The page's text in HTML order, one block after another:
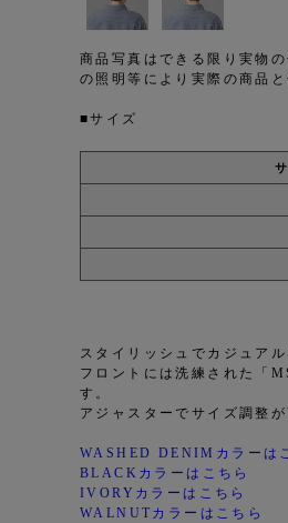
商品写真はできる限り実物
の照明等により実際の商品
■サイズ
スタイリッシュでカジュア
フロントには洗練された「
す。
アジャスターでサイズ調整が
WASHED DENIMカラーは
BLACKカラーはこちら
IVORYカラーはこちら
WALNUTカラーはこちら